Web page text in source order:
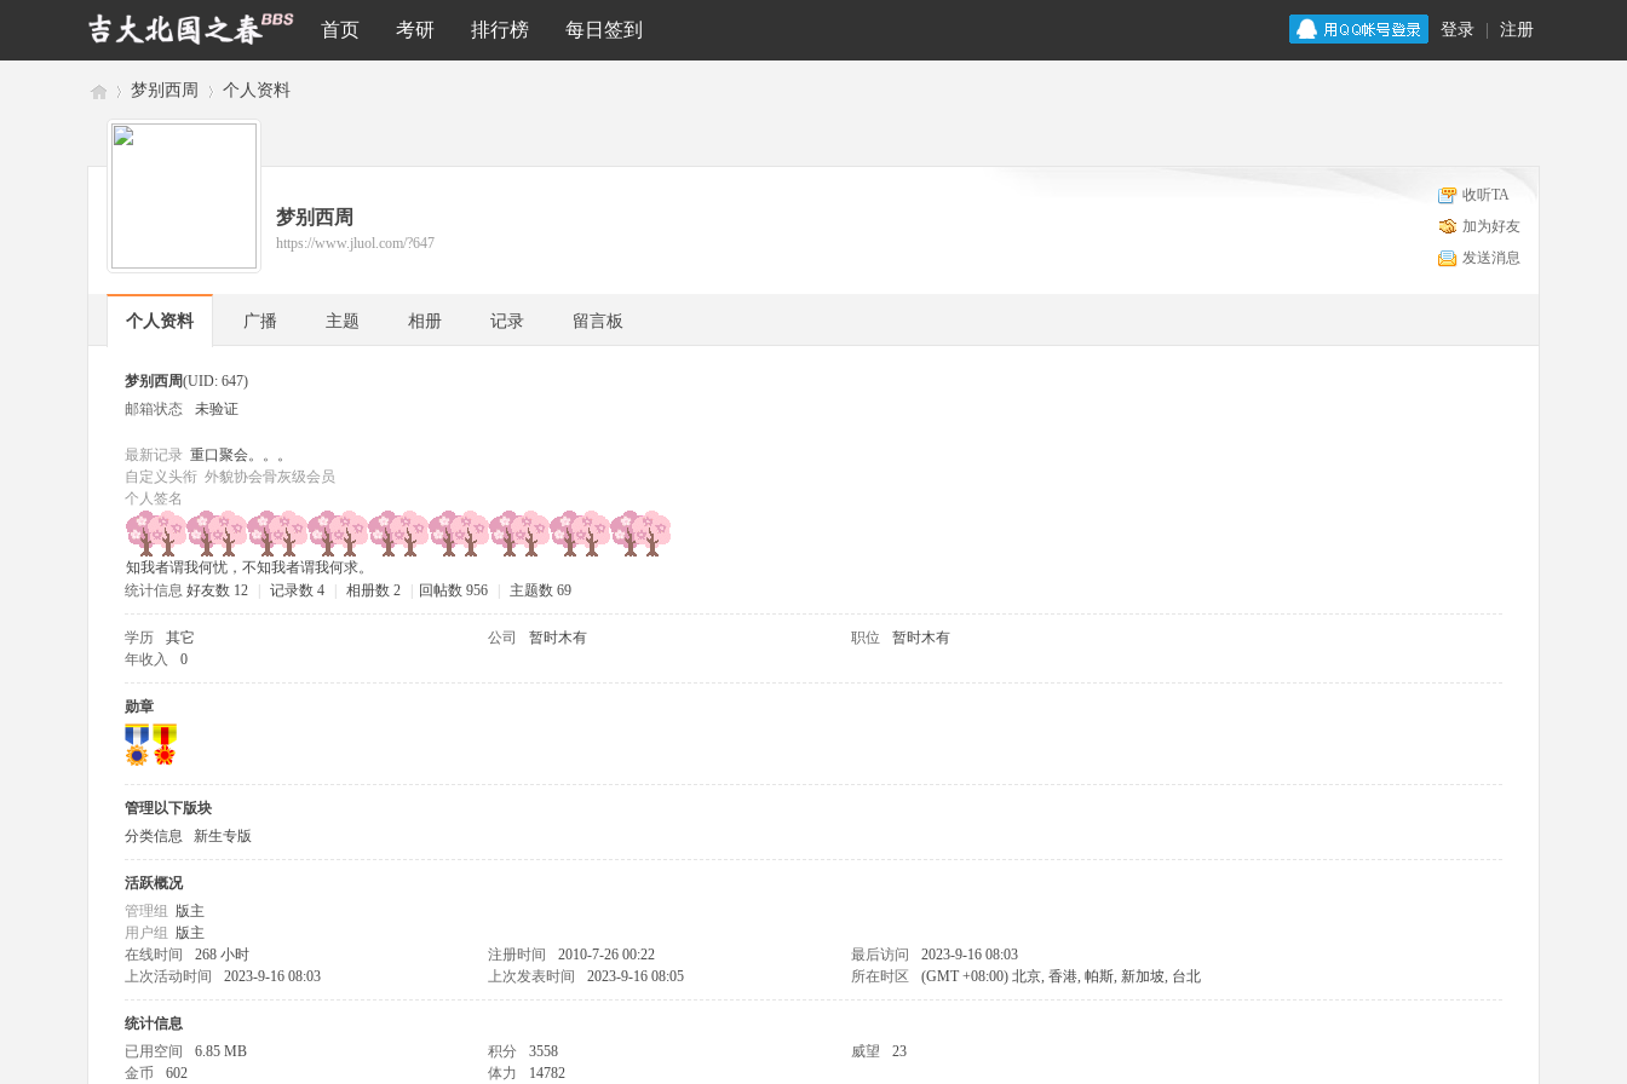
登录 注册
首页 考研 排行榜 每日签到
梦别西周 个人资料
收听TA
加为好友
发送消息
梦别西周
https://www.jluol.com/?647
个人资料 广播 主题 相册 记录 留言板
梦别西周(UID: 647)
邮箱状态
未验证
最新记录 重口聚会。。。
自定义头衔 外貌协会骨灰级会员
个人签名
知我者谓我何忧，不知我者谓我何求。
统计信息 好友数 12 记录数 4 相册数 2 回帖数 956 主题数 69
学历 其它 公司 暂时木有 职位
暂时木有
年收入
0
勋章
管理以下版块
分类信息
新生专版
活跃概况
管理组
版主
用户组
版主
在线时间
268 小时 注册时间 2010-7-26 00:22 最后访问
2023-9-16 08:03
上次活动时间
2023-9-16 08:03 上次发表时间 2023-9-16 08:05 所在时区 (GMT +08:00) 北京, 香港, 帕斯, 新加坡, 台北
统计信息
已用空间
6.85 MB 积分 3558 威望
23
金币
602 体力 14782